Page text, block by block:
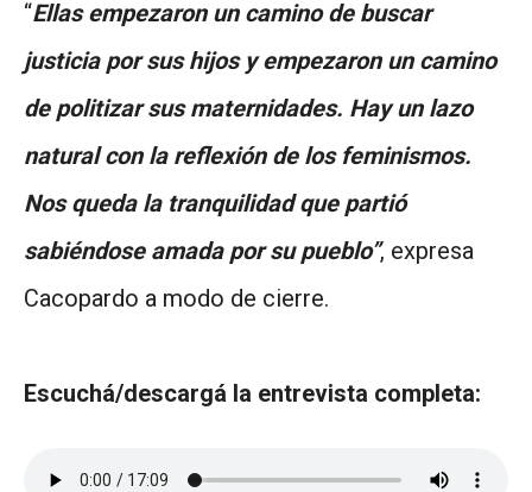
“Ellas empezaron un camino de buscar
justicia por sus hijos y empezaron un camino
de politizar sus maternidades. Hay un lazo
natural con la reflexión de los feminismos.
Nos queda la tranquilidad que partió
sabiéndose amada por su pueblo”, expresa
Cacopardo a modo de cierre.
Escuchá/descargá la entrevista completa: